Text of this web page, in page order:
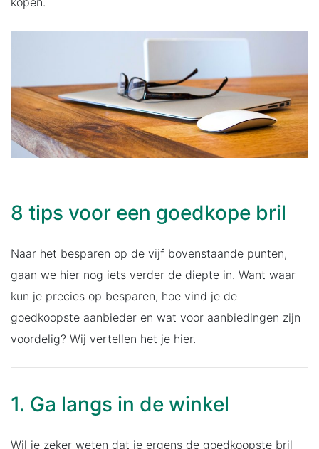
8 tips voor een goedkope bril
Naar het besparen op de vijf bovenstaande punten,
gaan we hier nog iets verder de diepte in. Want waar
kun je precies op besparen, hoe vind je de
goedkoopste aanbieder en wat voor aanbiedingen zijn
voordelig? Wij vertellen het je hier.
1. Ga langs in de winkel
Wil je zeker weten dat je ergens de goedkoopste bril